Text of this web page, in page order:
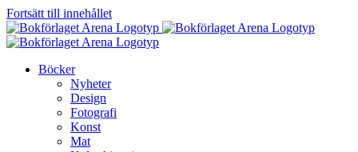
Fortsätt till innehållet
Böcker
Nyheter
Design
Fotografi
Konst
Mat